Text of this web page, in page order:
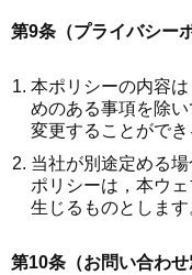
第9条（プライバシー
本ポリシーの内容
めのある事項を除
変更することができ
当社が別途定める
ポリシーは，本ウ
生じるものとします
第10条（お問い合わせ